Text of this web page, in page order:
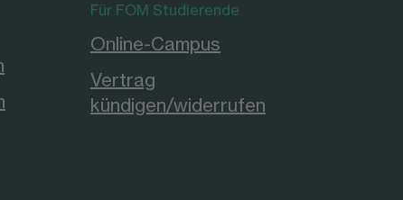
Für FOM Studierende
Online-Campus
Vertrag
kündigen/widerrufen